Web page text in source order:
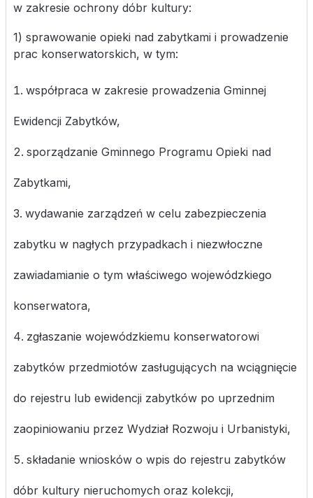
w zakresie ochrony dóbr kultury:
1) sprawowanie opieki nad zabytkami i prowadzenie
prac konserwatorskich, w tym:
współpraca w zakresie prowadzenia Gminnej
Ewidencji Zabytków,
sporządzanie Gminnego Programu Opieki nad
Zabytkami,
wydawanie zarządzeń w celu zabezpieczenia
zabytku w nagłych przypadkach i niezwłoczne
zawiadamianie o tym właściwego wojewódzkiego
konserwatora,
zgłaszanie wojewódzkiemu konserwatorowi
zabytków przedmiotów zasługujących na wciągnięcie
do rejestru lub ewidencji zabytków po uprzednim
zaopiniowaniu przez Wydział Rozwoju i Urbanistyki,
składanie wniosków o wpis do rejestru zabytków
dóbr kultury nieruchomych oraz kolekcji,